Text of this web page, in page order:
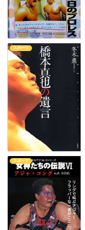
スポーツ
スポーツ